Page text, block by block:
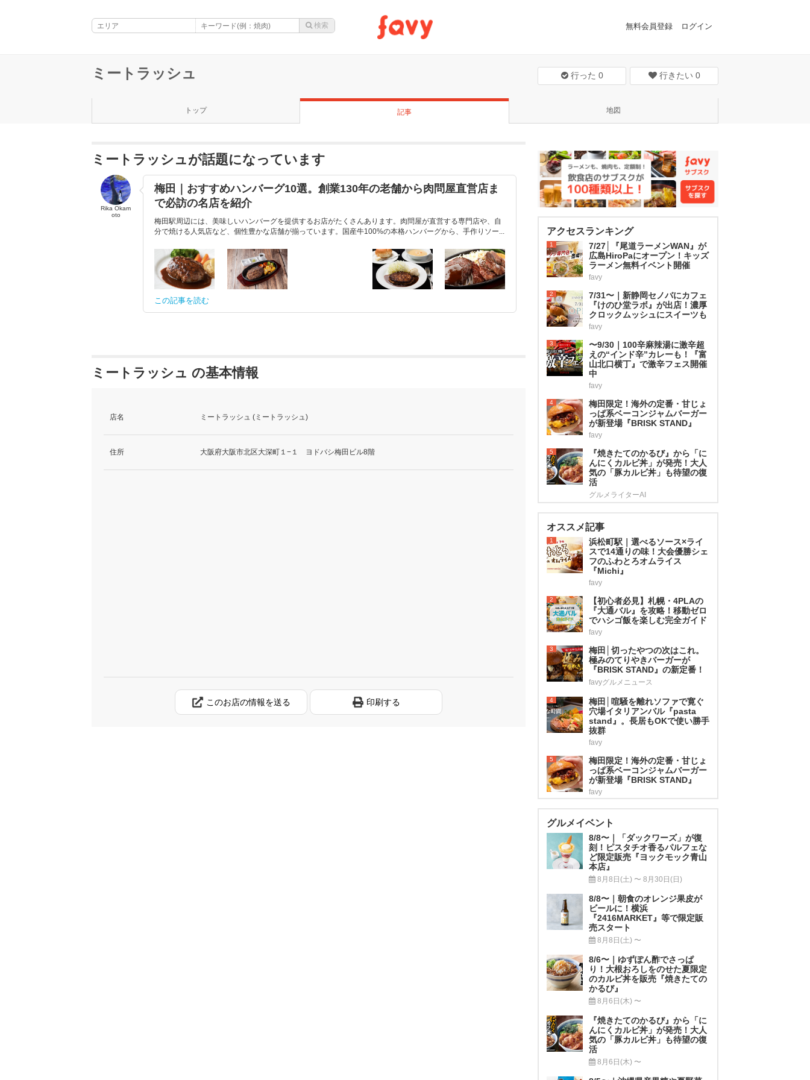
無料会員登録 ログイン
ミートラッシュ 行った 0 行きたい 0
トップ 記事 地図
ミートラッシュが話題になっています
Rika Okam
oto
梅田｜おすすめハンバーグ10選。創業130年の老舗から肉問屋直営店ま
で必訪の名店を紹介
梅田駅周辺には、美味しいハンバーグを提供するお店がたくさんあります。肉問屋が直営する専門店や、自
分で焼ける人気店など、個性豊かな店舗が揃っています。国産牛100%の本格ハンバーグから、手作りソー...
この記事を読む
ミートラッシュ の基本情報
店名 ミートラッシュ (ミートラッシュ)
住所 大阪府大阪市北区大深町１−１ ヨドバシ梅田ビル8階
このお店の情報を送る 印刷する
アクセスランキング
1
7/27│『尾道ラーメンWAN』が
広島HiroPaにオープン！キッズ
ラーメン無料イベント開催
favy
2
7/31〜｜新静岡セノバにカフェ
『けのひ堂ラボ』が出店！濃厚
クロックムッシュにスイーツも
favy
3
〜9/30｜100辛麻辣湯に激辛超
えの“インド辛”カレーも！『富
山北口横丁』で激辛フェス開催
中
favy
4
梅田限定！海外の定番・甘じょ
っぱ系ベーコンジャムバーガー
が新登場『BRISK STAND』
favy
5
『焼きたてのかるび』から「に
んにくカルビ丼」が発売！大人
気の「豚カルビ丼」も待望の復
活
グルメライターAI
オススメ記事
1
浜松町駅｜選べるソース×ライ
スで14通りの味！大会優勝シェ
フのふわとろオムライス
『Michi』
favy
2
【初心者必見】札幌・4PLAの
『大通バル』を攻略！移動ゼロ
でハシゴ飯を楽しむ完全ガイド
favy
3
梅田│切ったやつの次はこれ。
極みのてりやきバーガーが
『BRISK STAND』の新定番！
favyグルメニュース
4
梅田│喧騒を離れソファで寛ぐ
穴場イタリアンバル『pasta
stand』。長居もOKで使い勝手
抜群
favy
5
梅田限定！海外の定番・甘じょ
っぱ系ベーコンジャムバーガー
が新登場『BRISK STAND』
favy
グルメイベント
8/8〜｜「ダックワーズ」が復
刻！ピスタチオ香るパルフェな
ど限定販売『ヨックモック青山
本店』
8月8日(土) 〜 8月30日(日)
8/8〜｜朝食のオレンジ果皮が
ビールに！横浜
『2416MARKET』等で限定販
売スタート
8月8日(土) 〜
8/6〜｜ゆずぽん酢でさっぱ
り！大根おろしをのせた夏限定
のカルビ丼を販売『焼きたての
かるび』
8月6日(木) 〜
『焼きたてのかるび』から「に
んにくカルビ丼」が発売！大人
気の「豚カルビ丼」も待望の復
活
8月6日(木) 〜